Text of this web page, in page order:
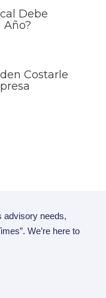
Debe
Año?
Costarle
advisory needs,
We’re here to